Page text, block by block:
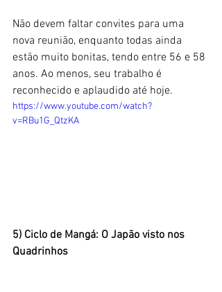
Não devem faltar convites para uma
nova reunião, enquanto todas ainda
estão muito bonitas, tendo entre 56 e 58
anos. Ao menos, seu trabalho é
reconhecido e aplaudido até hoje.
https://www.youtube.com/watch?
v=RBu1G_QtzKA
5) Ciclo de Mangá: O Japão visto nos
Quadrinhos